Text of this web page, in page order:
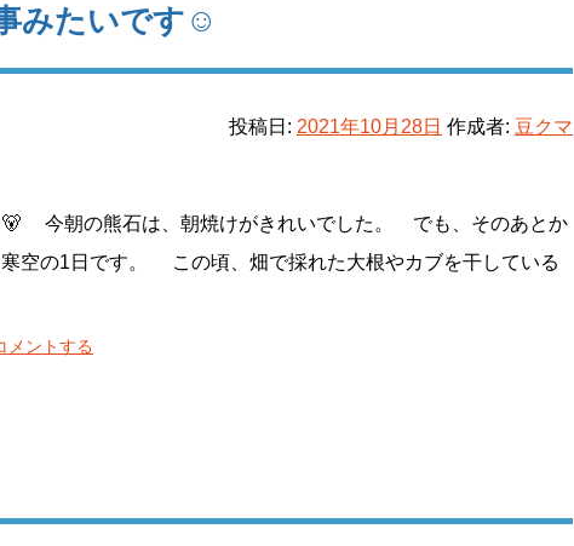
みたいです☺
投稿日: 2021年10月28日 作成者: 豆クマ
今朝の熊石は、朝焼けがきれいでした。 でも、そのあとか
の1日です。 この頃、畑で採れた大根やカブを干している
メントする